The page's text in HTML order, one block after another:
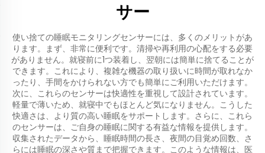
サー
使い捨ての睡眠モニタリングセンサーには、多くのメリットがあ
ります。まず、非常に便利です。清掃や再利用の心配をする必要
がありません。就寝前に1つ装着し、翌朝には簡単に捨てることが
できます。これにより、複雑な機器の取り扱いに時間が取れなか
ったり、手間をかけられない方でも簡単にご利用いただけます。
次に、これらのセンサーは快適性を重視して設計されています。
軽量で薄いため、就寝中でもほとんど気になりません。こうした
快適さは、より質の高い睡眠をサポートします。さらに、これら
のセンサーは、ご自身の睡眠に関する有益な情報を提供します。
収集されたデータから、睡眠時間の長さ、夜間の目覚め回数、さ
らには睡眠の深さや質まで把握できます。このような情報は、医